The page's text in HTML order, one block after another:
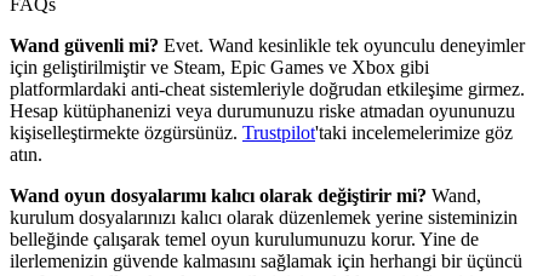
Wand güvenli mi? Evet. Wand kesinlikle tek oyunculu deneyimler
için geliştirilmiştir ve Steam, Epic Games ve Xbox gibi
platformlardaki anti-cheat sistemleriyle doğrudan etkileşime girmez.
Hesap kütüphanenizi veya durumunuzu riske atmadan oyununuzu
kişiselleştirmekte özgürsünüz. Trustpilot'taki incelemelerimize göz
atın.
Wand oyun dosyalarımı kalıcı olarak değiştirir mi? Wand,
kurulum dosyalarınızı kalıcı olarak düzenlemek yerine sisteminizin
belleğinde çalışarak temel oyun kurulumunuzu korur. Yine de
ilerlemenizin güvende kalmasını sağlamak için herhangi bir üçüncü